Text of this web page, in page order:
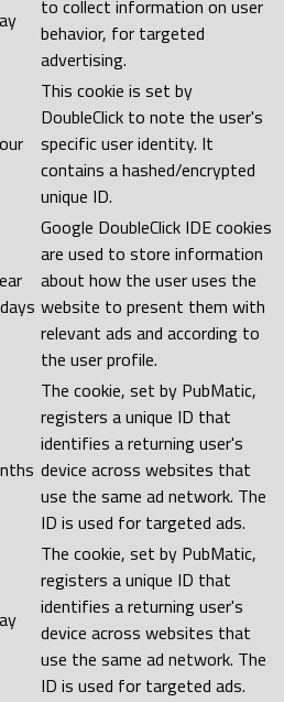
to collect information on user
behavior, for targeted
advertising.
This cookie is set by
DoubleClick to note the user's
specific user identity. It
contains a hashed/encrypted
unique ID.
Google DoubleClick IDE cookies
are used to store information
about how the user uses the
website to present them with
relevant ads and according to
the user profile.
The cookie, set by PubMatic,
registers a unique ID that
identifies a returning user's
device across websites that
use the same ad network. The
ID is used for targeted ads.
The cookie, set by PubMatic,
registers a unique ID that
identifies a returning user's
device across websites that
use the same ad network. The
ID is used for targeted ads.